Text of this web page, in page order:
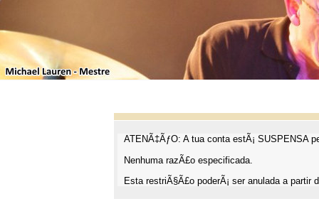
ATENÃ‡ÃƒO: A tua conta estÃ¡ SUSPENSA
Nenhuma razÃ£o especificada.
Esta restriÃ§Ã£o poderÃ¡ ser anulada a partir